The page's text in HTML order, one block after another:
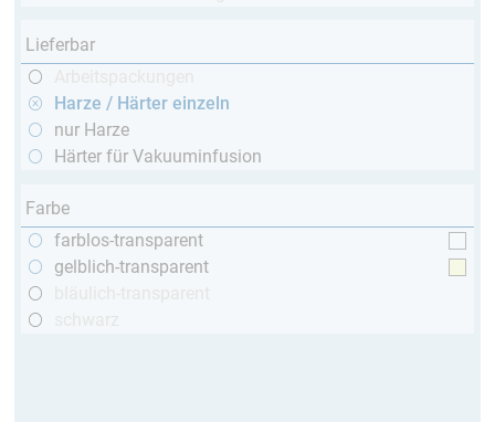
Lieferbar
Harze / Härter einzeln
nur Harze
Härter für Vakuuminfusion
Farbe
farblos-transparent
gelblich-transparent